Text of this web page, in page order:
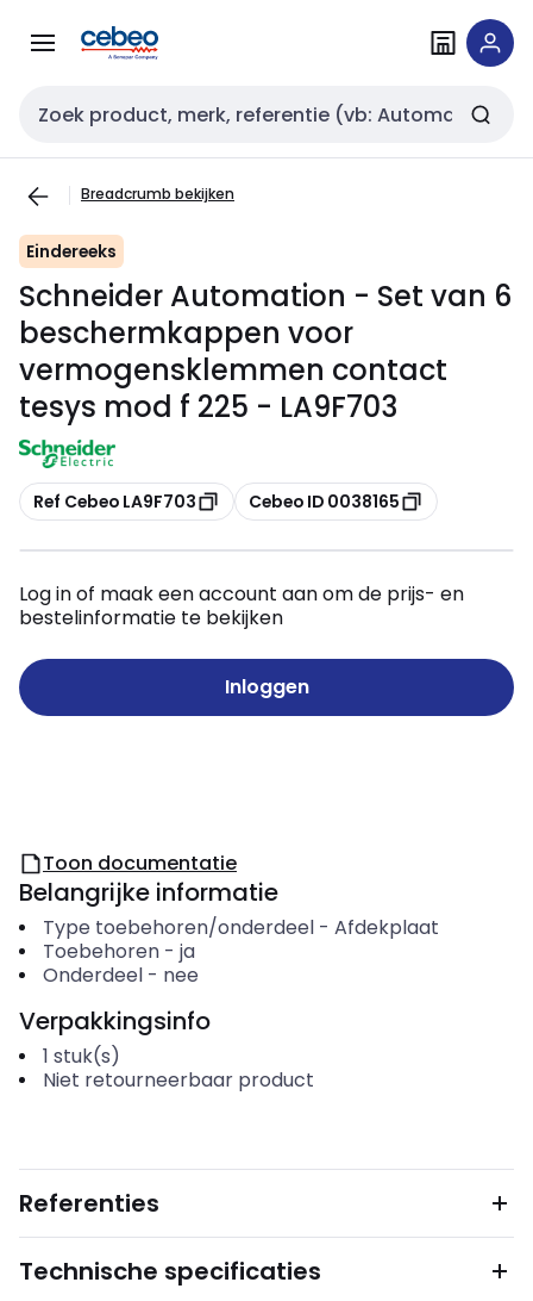
naar
naar
Zoekveld invoer
Breadcrumb bekijken
Eindereeks
Schneider Automation - Set van 6
beschermkappen voor
vermogensklemmen contact
tesys mod f 225 - LA9F703
Kopiëren
Ref Cebeo LA9F703 Kopiëren
Cebeo ID 0038165
Log in of maak een account aan om de prijs- en
bestelinformatie te bekijken
Inloggen
Toon documentatie
Belangrijke informatie
Type toebehoren/onderdeel- Afdekplaat
Toebehoren- ja
Onderdeel- nee
Verpakkingsinfo
1 stuk(s)
Niet retourneerbaar product
Referenties
Technische specificaties